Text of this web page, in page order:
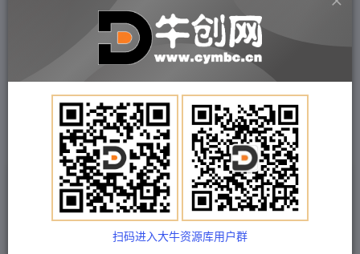
点击开通分站+ 每日收入300+
文字广告火爆招租 文字广告火爆招租
文字广告火爆招租
文字广告火爆招租 文字广告火爆招租
付费项目 福缘网 正文
新手能听懂的直播带货课：玩转直播带货，轻松出
单（19节课）
扫码进入大牛资源库用户群